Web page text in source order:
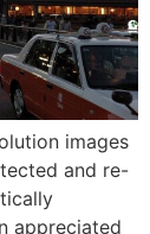
images
and re-
appreciated